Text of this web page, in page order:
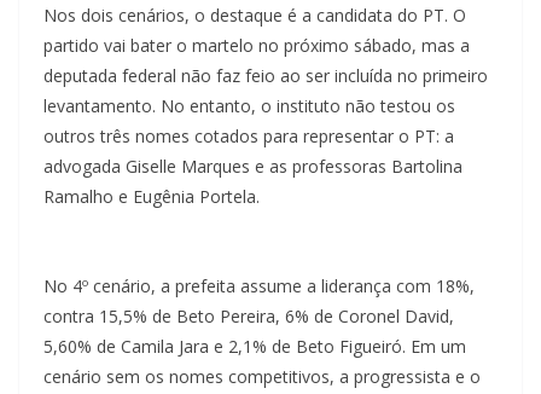
Nos dois cenários, o destaque é a candidata do PT. O
partido vai bater o martelo no próximo sábado, mas a
deputada federal não faz feio ao ser incluída no primeiro
levantamento. No entanto, o instituto não testou os
outros três nomes cotados para representar o PT: a
advogada Giselle Marques e as professoras Bartolina
Ramalho e Eugênia Portela.
No 4º cenário, a prefeita assume a liderança com 18%,
contra 15,5% de Beto Pereira, 6% de Coronel David,
5,60% de Camila Jara e 2,1% de Beto Figueiró. Em um
cenário sem os nomes competitivos, a progressista e o